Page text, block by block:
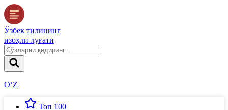
Ўзбек тилининг
изоҳли луғати
O‘Z
Топ 100